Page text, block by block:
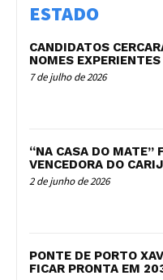
ESTADO
CANDIDATOS
NOMES EXPERIENTES
7 de julho de 2026
“NA CASA DO MATE”
VENCEDORA DO
2 de junho de 2026
PONTE DE PORTO
FICAR PRONTA EM